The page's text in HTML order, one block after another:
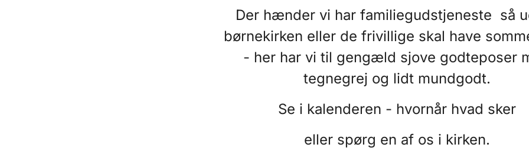
Der hænder vi har familiegudstjeneste så
børnekirken eller de frivillige skal have
- her har vi til gengæld sjove godteposer
tegnegrej og lidt mundgodt.
Se i kalenderen - hvornår hvad sker
eller spørg en af os i kirken.